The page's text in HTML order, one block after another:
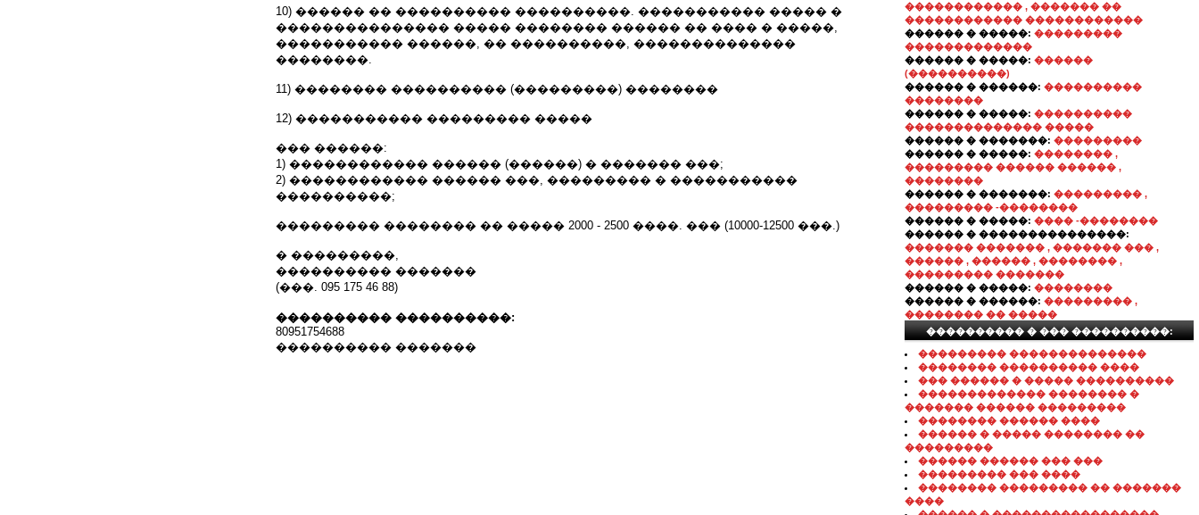
10) ������ �� ���������� ����������. ����������� ����� �
��������������� ����� �������� ������ �� ���� � �����,
����������� ������, �� ����������, ��������������
��������.
11) �������� ���������� (���������) ��������
12) ����������� ��������� �����
��� ������:
1) ������������ ������ (������) � ������� ���;
2) ������������ ������ ���, ��������� � �����������
����������;
��������� �������� �� ����� 2000 - 2500 ����. ��� (10000-12500 ���.)
� ���������,
���������� �������
(���. 095 175 46 88)
���������� ����������:
80951754688
���������� �������
������������ , ������� ��
������������ ������������
������ � �����: ���������
�������������
������ � �����: ������
(����������)
������ � ������: ����������
��������
������ � �����: ����������
�������������� �����
������ � �������: ���������
������ � �����: �������� ,
��������� ������ ������ ,
��������
������ � �������: ��������� ,
��������� -��������
������ � �����: ���� -��������
������ � ���������������:
������� ������� , ������� ��� ,
������ , ������ , �������� ,
��������� �������
������ � �����: ��������
������ � ������: ��������� ,
�������� �� �����
���������� � ��� ����������:
��������� ��������������
�������� ���������� ����
��� ������ � ����� ����������
������������� �������� �
������� ������ ���������
�������� ������ ����
������ � ����� �������� ��
���������
������ ������ ��� ���
��������� ��� ����
�������� ��������� �� �������
����